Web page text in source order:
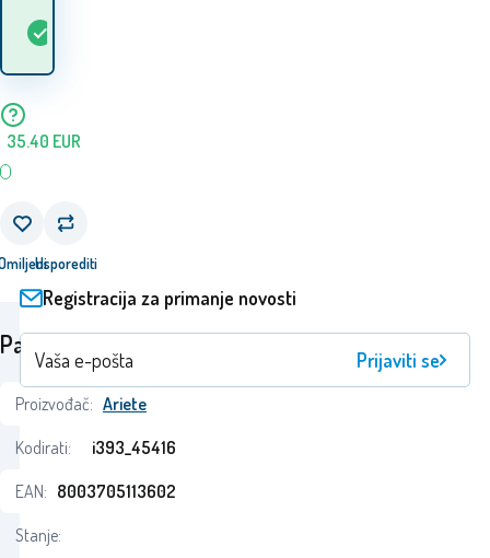
35.40 EUR
Usporediti
Parametri
Proizvođač: Ariete
Kodirati:
i393_45416
EAN: 8003705113602
Stanje:
Registracija za primanje novosti
Prijaviti se